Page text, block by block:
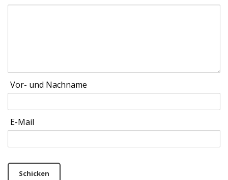
Vor- und Nachname
E-Mail
Schicken